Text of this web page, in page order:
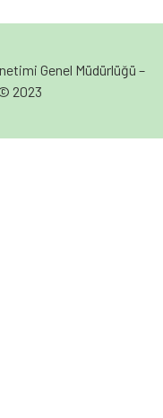
Genel Müdürlüğü –
© 2023